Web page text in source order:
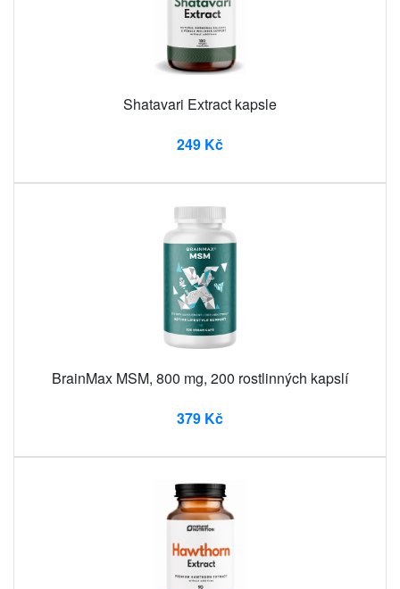
Shatavari Extract kapsle
249 Kč
BrainMax MSM, 800 mg, 200 rostlinných kapslí
379 Kč